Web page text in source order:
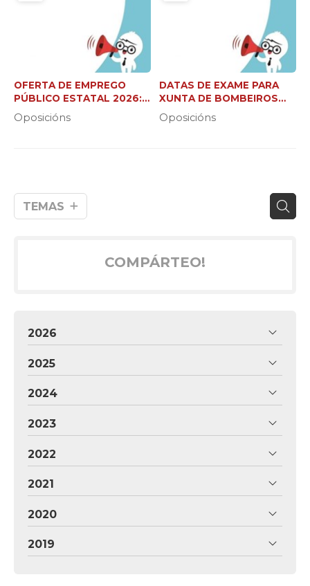
TEMAS
OFERTA DE EMPREGO
PÚBLICO ESTATAL 2026:
37.000 NOVAS PRAZAS
Oposicións
DATAS DE EXAME PARA
XUNTA DE BOMBEIROS
FORESTAIS (C2 E XEFE DE
BRIGADA)
Oposicións
COMPÁRTEO!
2026
2025
2024
2023
2022
2021
2020
2019